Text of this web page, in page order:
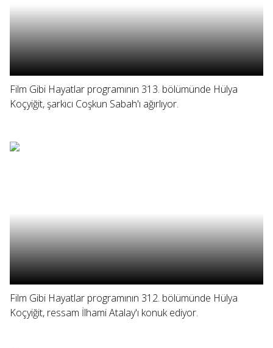
Film Gibi Hayatlar programının 313. bölümünde Hülya
Koçyiğit, şarkıcı Coşkun Sabah'ı ağırlıyor.
Film Gibi Hayatlar programının 312. bölümünde Hülya
Koçyiğit, ressam İlhami Atalay'ı konuk ediyor.